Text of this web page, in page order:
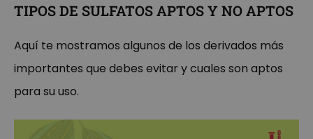
TIPOS DE SULFATOS APTOS Y NO APTOS
Aquí te mostramos algunos de los derivados más
importantes que debes evitar y cuales son aptos
para su uso.